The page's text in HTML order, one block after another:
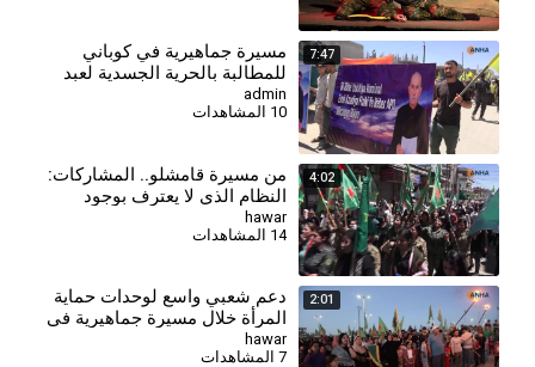
7:47
⁣مسيرة جماهيرية في كوباني
للمطالبة بالحرية الجسدية لعبد
الله أوجلان
admin
10 المشاهدات
4:02
⁣من مسيرة قامشلو.. المشاركات:
النظام الذي لا يعترف بوجود
المرأة لا يمثلنا
hawar
14 المشاهدات
2:01
⁣دعم شعبي واسع لوحدات حماية
المرأة خلال مسيرة جماهيرية في
تل تمر
hawar
7 المشاهدات